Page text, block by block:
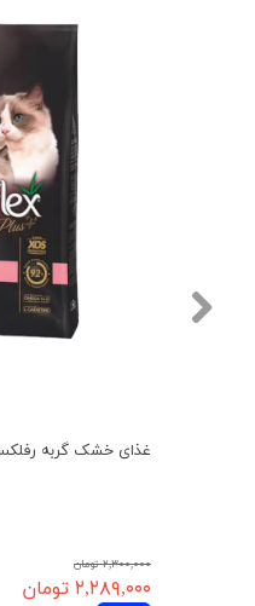
۲,۳۰۰,۰۰۰ تومان
۲,۲۸۹,۰۰۰ تومان